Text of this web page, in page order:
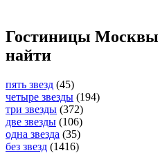
Гостиницы Москвы
найти
пять звезд (45)
четыре звезды (194)
три звезды (372)
две звезды (106)
одна звезда (35)
без звезд (1416)